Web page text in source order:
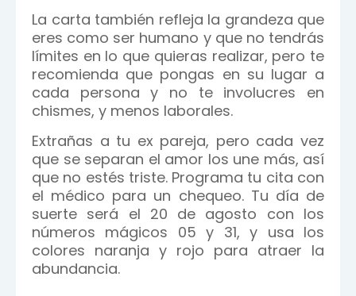
La carta también refleja la grandeza que
eres como ser humano y que no tendrás
límites en lo que quieras realizar, pero te
recomienda que pongas en su lugar a
cada persona y no te involucres en
chismes, y menos laborales.
Extrañas a tu ex pareja, pero cada vez
que se separan el amor los une más, así
que no estés triste. Programa tu cita con
el médico para un chequeo. Tu día de
suerte será el 20 de agosto con los
números mágicos 05 y 31, y usa los
colores naranja y rojo para atraer la
abundancia.